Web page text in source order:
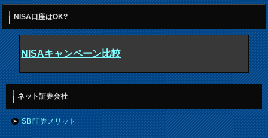
NISA口座はOK?
NISAキャンペーン比較
ネット証券会社
SBI証券メリット